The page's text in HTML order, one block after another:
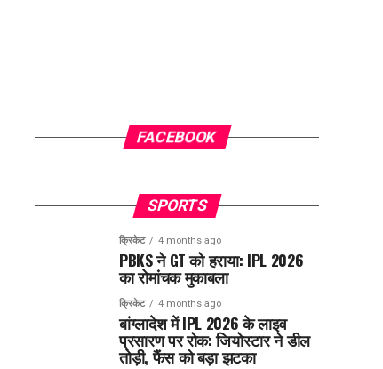
FACEBOOK
SPORTS
क्रिकेट 4 months ago
PBKS ने GT को हराया: IPL 2026
का रोमांचक मुकाबला
क्रिकेट 4 months ago
बांग्लादेश में IPL 2026 के लाइव
प्रसारण पर रोक: जियोस्टार ने डील
तोड़ी, फैंस को बड़ा झटका